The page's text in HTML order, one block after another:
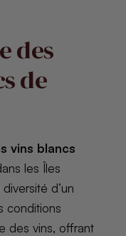
des
de
vins blancs
les Îles
d’un
conditions
des vins, offrant